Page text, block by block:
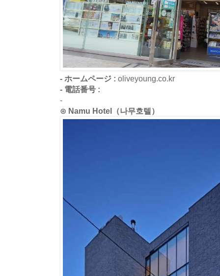
- ホームページ : oliveyoung.co.kr
- 電話番号 :
-
⊙ Namu Hotel（나무호텔）